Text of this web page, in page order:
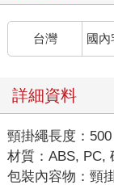
台灣 國內
詳細資料
頸掛繩長度：
材質：ABS, PC,
包裝內容物：頸